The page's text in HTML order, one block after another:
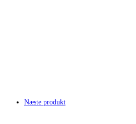
Næste produkt